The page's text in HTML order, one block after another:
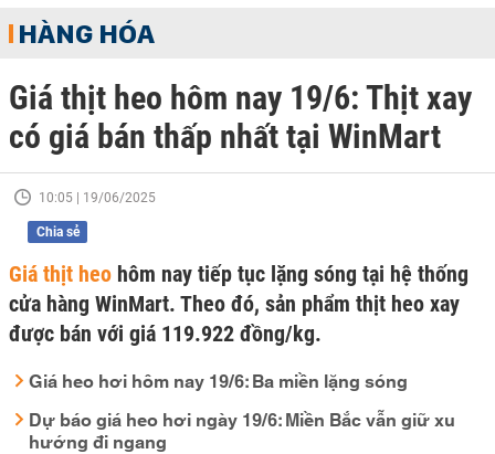
HÀNG HÓA
Giá thịt heo hôm nay 19/6: Thịt xay
có giá bán thấp nhất tại WinMart
10:05 | 19/06/2025
Chia sẻ
Giá thịt heo hôm nay tiếp tục lặng sóng tại hệ thống
cửa hàng WinMart. Theo đó, sản phẩm thịt heo xay
được bán với giá 119.922 đồng/kg.
Giá heo hơi hôm nay 19/6: Ba miền lặng sóng
Dự báo giá heo hơi ngày 19/6: Miền Bắc vẫn giữ xu
hướng đi ngang